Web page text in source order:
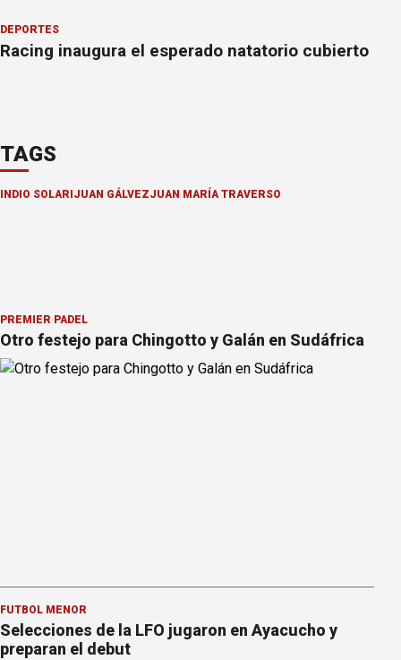
DEPORTES
Racing inaugura el esperado natatorio cubierto
TAGS
INDIO SOLARI JUAN GÁLVEZJUAN MARÍA TRAVERSO
PREMIER PÁDEL
Otro festejo para Chingotto y Galán en Sudáfrica
FÚTBOL MENOR
Selecciones de la LFO jugaron en Ayacucho y
preparan el debut